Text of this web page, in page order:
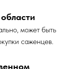
может быть
саженцев.